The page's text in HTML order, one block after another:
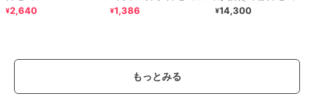
¥2,640
接触冷感
¥1,386
¥14,300
もっとみる